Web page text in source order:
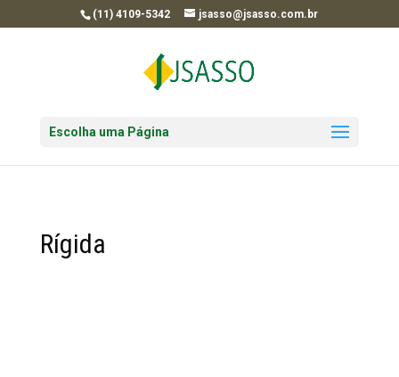
(11) 4109-5342 jsasso@jsasso.com.br
Escolha uma Página
Rígida